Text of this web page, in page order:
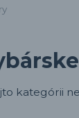
kategórii